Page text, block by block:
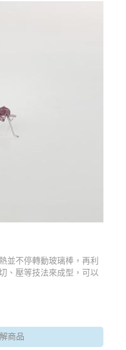
並不停轉動玻璃棒，再利
、壓等技法來成型，可以
越考驗師傅的眼力
解商品